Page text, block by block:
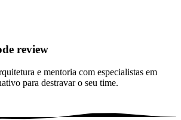
review
e mentoria com especialistas em
para destravar o seu time.